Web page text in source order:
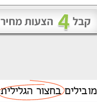
מוביליםבחצור הגלילית